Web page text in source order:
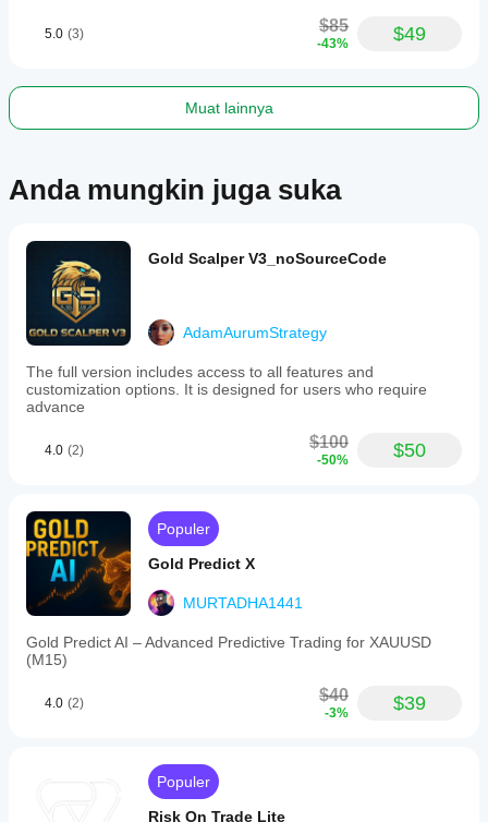
5.0 (3) $85
-43% $49
Muat lainnya
Anda mungkin juga suka
Gold Scalper V3_noSourceCode
AdamAurumStrategy
The full version includes access to all features and
customization options. It is designed for users who require
advance
4.0 (2) $100
-50% $50
Populer
Gold Predict X
MURTADHA1441
Gold Predict AI – Advanced Predictive Trading for XAUUSD
(M15)
4.0 (2) $40
-3% $39
Populer
Risk On Trade Lite